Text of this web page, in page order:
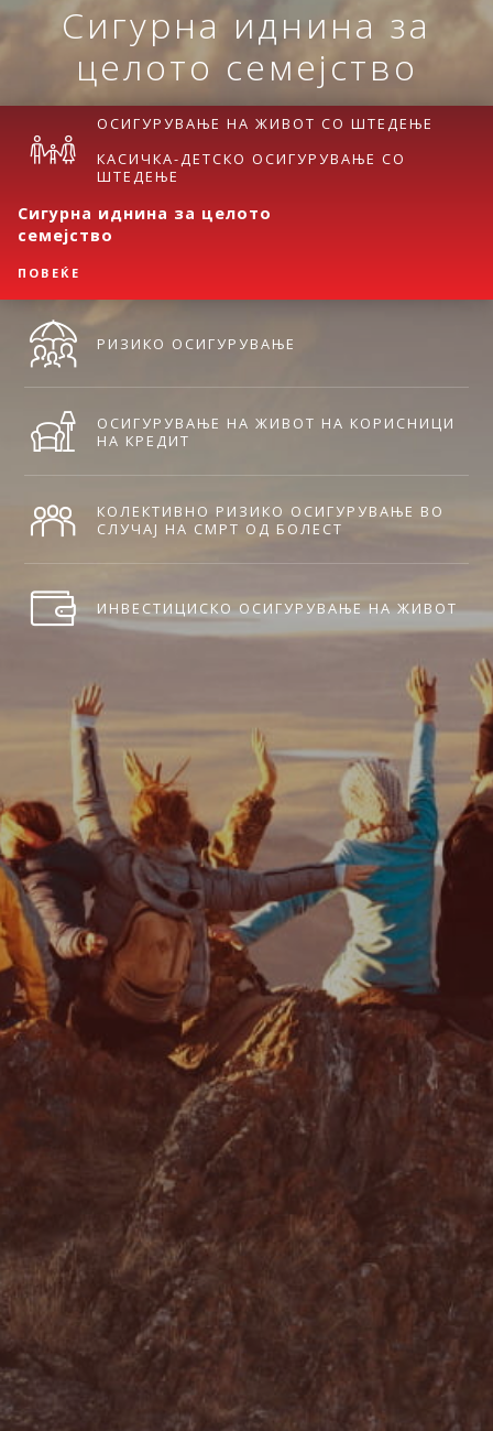
Сигурна иднина за
целото семејство
ОСИГУРУВАЊЕ НА ЖИВОТ СО ШТЕДЕЊЕ
КАСИЧКА-ДЕТСКО ОСИГУРУВАЊЕ СО
ШТЕДЕЊЕ
Сигурна иднина за целото
семејство
ПОВЕЌЕ
РИЗИКО ОСИГУРУВАЊЕ
ОСИГУРУВАЊЕ НА ЖИВОТ НА КОРИСНИЦИ
НА КРЕДИТ
КОЛЕКТИВНО РИЗИКО ОСИГУРУВАЊЕ ВО
СЛУЧАЈ НА СМРТ ОД БОЛЕСТ
ИНВЕСТИЦИСКО ОСИГУРУВАЊЕ НА ЖИВОТ